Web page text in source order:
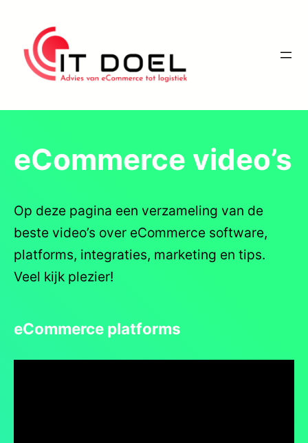
inhoud
eCommerce video’s
Op deze pagina een verzameling van de
beste video’s over eCommerce software,
platforms, integraties, marketing en tips.
Veel kijk plezier!
eCommerce platforms